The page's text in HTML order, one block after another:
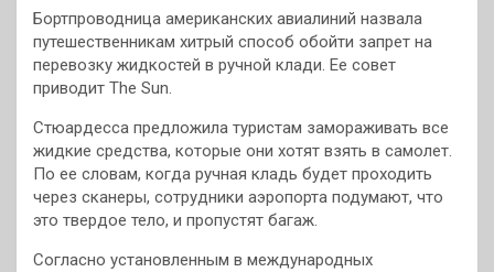
Бортпроводница американских авиалиний назвала
путешественникам хитрый способ обойти запрет на
перевозку жидкостей в ручной клади. Ее совет
приводит The Sun.
Стюардесса предложила туристам замораживать все
жидкие средства, которые они хотят взять в самолет.
По ее словам, когда ручная кладь будет проходить
через сканеры, сотрудники аэропорта подумают, что
это твердое тело, и пропустят багаж.
Согласно установленным в международных